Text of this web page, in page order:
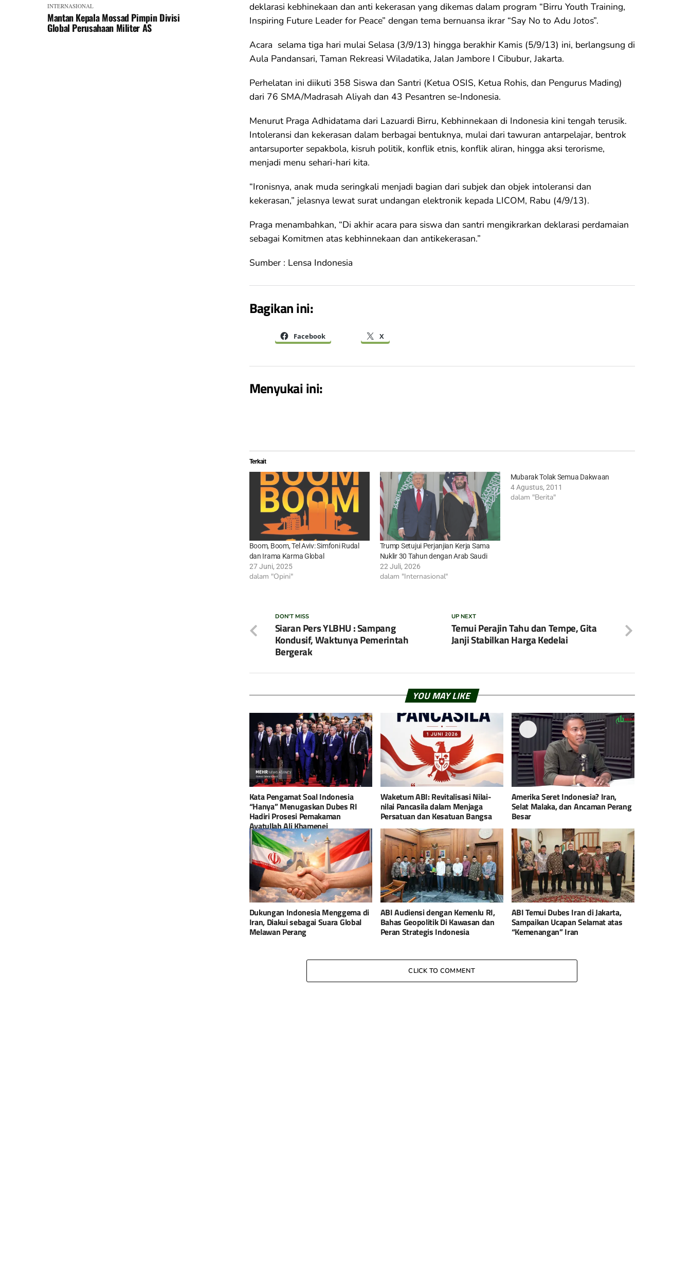
INTERNASIONAL
Mantan Kepala Mossad Pimpin Divisi
Global Perusahaan Militer AS
deklarasi kebhinekaan dan anti kekerasan yang dikemas dalam program “Birru Youth Training,
Inspiring Future Leader for Peace” dengan tema bernuansa ikrar “Say No to Adu Jotos”.
Acara selama tiga hari mulai Selasa (3/9/13) hingga berakhir Kamis (5/9/13) ini, berlangsung di
Aula Pandansari, Taman Rekreasi Wiladatika, Jalan Jambore I Cibubur, Jakarta.
Perhelatan ini diikuti 358 Siswa dan Santri (Ketua OSIS, Ketua Rohis, dan Pengurus Mading)
dari 76 SMA/Madrasah Aliyah dan 43 Pesantren se-Indonesia.
Menurut Praga Adhidatama dari Lazuardi Birru, Kebhinnekaan di Indonesia kini tengah terusik.
Intoleransi dan kekerasan dalam berbagai bentuknya, mulai dari tawuran antarpelajar, bentrok
antarsuporter sepakbola, kisruh politik, konflik etnis, konflik aliran, hingga aksi terorisme,
menjadi menu sehari-hari kita.
“Ironisnya, anak muda seringkali menjadi bagian dari subjek dan objek intoleransi dan
kekerasan,” jelasnya lewat surat undangan elektronik kepada LICOM, Rabu (4/9/13).
Praga menambahkan, “Di akhir acara para siswa dan santri mengikrarkan deklarasi perdamaian
sebagai Komitmen atas kebhinnekaan dan antikekerasan.”
Sumber : Lensa Indonesia
Bagikan ini:
Facebook X
Menyukai ini:
Terkait
Boom, Boom, Tel Aviv: Simfoni Rudal
dan Irama Karma Global
27 Juni, 2025
dalam "Opini"
Trump Setujui Perjanjian Kerja Sama
Nuklir 30 Tahun dengan Arab Saudi
22 Juli, 2026
dalam "Internasional"
Mubarak Tolak Semua Dakwaan
4 Agustus, 2011
dalam "Berita"
UP NEXT
Temui Perajin Tahu dan Tempe, Gita
Janji Stabilkan Harga Kedelai
DON'T MISS
Siaran Pers YLBHU : Sampang
Kondusif, Waktunya Pemerintah
Bergerak
YOU MAY LIKE
Kata Pengamat Soal Indonesia
“Hanya” Menugaskan Dubes RI
Hadiri Prosesi Pemakaman
Ayatullah Ali Khamenei
Waketum ABI: Revitalisasi Nilai-
nilai Pancasila dalam Menjaga
Persatuan dan Kesatuan Bangsa
Amerika Seret Indonesia? Iran,
Selat Malaka, dan Ancaman Perang
Besar
Dukungan Indonesia Menggema di
Iran, Diakui sebagai Suara Global
Melawan Perang
ABI Audiensi dengan Kemenlu RI,
Bahas Geopolitik Di Kawasan dan
Peran Strategis Indonesia
ABI Temui Dubes Iran di Jakarta,
Sampaikan Ucapan Selamat atas
“Kemenangan” Iran
CLICK TO COMMENT